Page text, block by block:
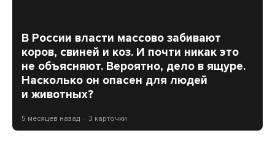
В России власти массово забивают
коров, свиней и коз. И почти никак это
не объясняют. Вероятно, дело в ящуре.
Насколько он опасен для людей
и животных?
5 месяцев назад 3 карточки